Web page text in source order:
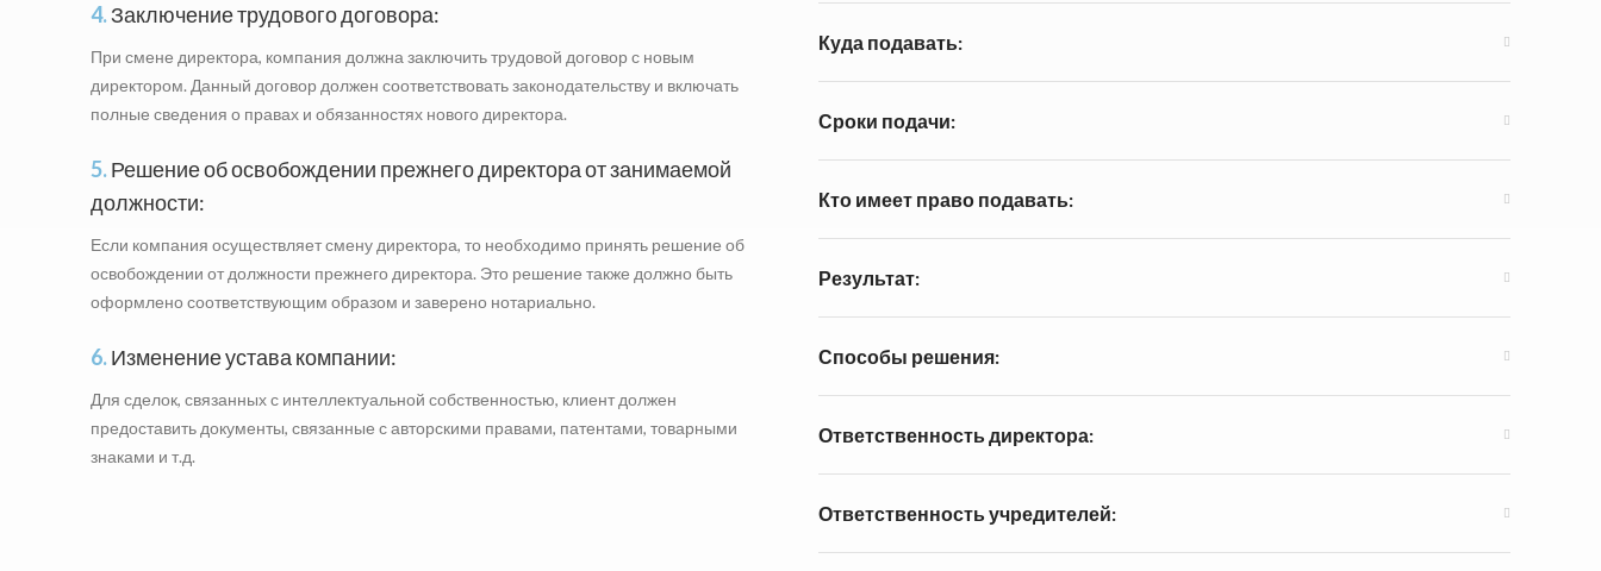
4.Заключение трудового договора:
При смене директора, компания должна заключить трудовой договор с новым
директором. Данный договор должен соответствовать законодательству и включать
полные сведения о правах и обязанностях нового директора.
5.Решение об освобождении прежнего директора от занимаемой
должности:
Если компания осуществляет смену директора, то необходимо принять решение об
освобождении от должности прежнего директора. Это решение также должно быть
оформлено соответствующим образом и заверено нотариально.
6.Изменение устава компании:
Для сделок, связанных с интеллектуальной собственностью, клиент должен
предоставить документы, связанные с авторскими правами, патентами, товарными
знаками и т.д.
Куда подавать:
Сроки подачи:
Кто имеет право подавать:
Результат:
Способы решения:
Ответственность директора:
Ответственность учредителей: